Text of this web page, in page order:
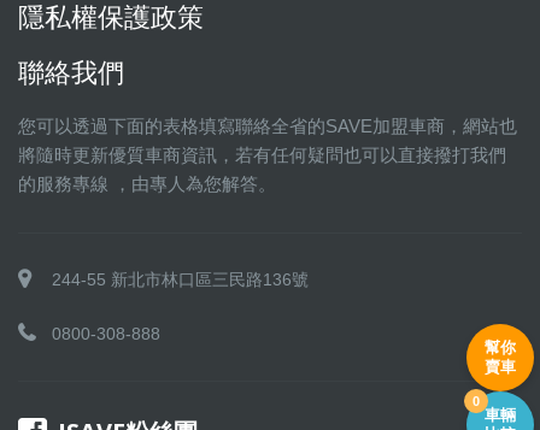
隱私權保護政策
聯絡我們
您可以透過下面的表格填寫聯絡全省的SAVE加盟車商，網站也
將隨時更新優質車商資訊，若有任何疑問也可以直接撥打我們
的服務專線 ，由專人為您解答。
244-55 新北市林口區三民路136號
0800-308-888
幫你
賣車
車輛
0